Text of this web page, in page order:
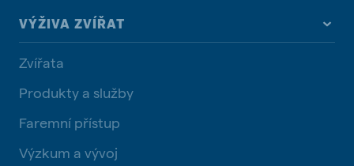
VÝŽIVA ZVÍŘAT
Zvířata
Produkty a služby
Faremní přístup
Výzkum a vývoj